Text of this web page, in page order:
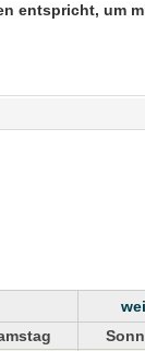
entspricht, um